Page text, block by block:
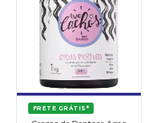
FRETE GRÁTIS*